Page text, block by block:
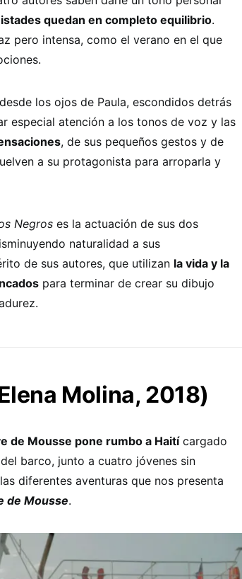
quedan en completo equilibrio.
pero intensa, como el verano en el que
los ojos de Paula, escondidos detrás
especial atención a los tonos de voz y las
, de sus pequeños gestos y de
a su protagonista para arroparla y
Negros es la actuación de sus dos
naturalidad a sus
de sus autores, que utilizan la vida y la
para terminar de crear su dibujo
Molina, 2018)
de Mousse pone rumbo a Haitícargado
barco, junto a cuatro jóvenes sin
diferentes aventuras que nos presenta
de Mousse.